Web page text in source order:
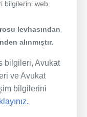
bilgilerini web
levhasından
alınmıştır.
bilgileri, Avukat
ve Avukat
bilgilerini